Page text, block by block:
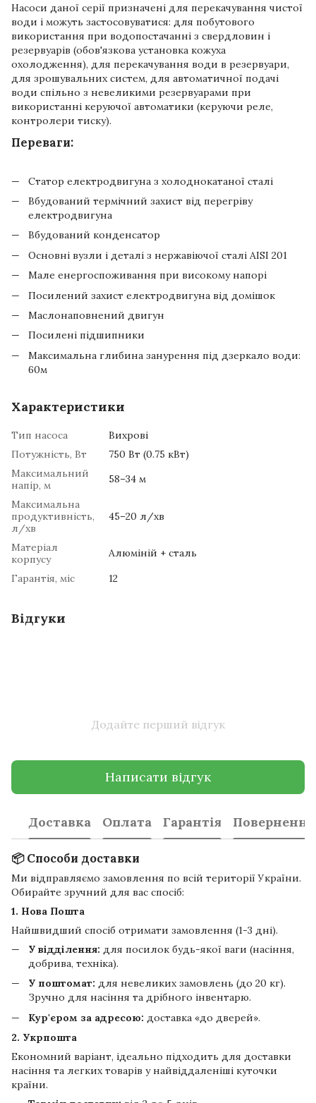
Насоси даної серії призначені для перекачування чистої
води і можуть застосовуватися: для побутового
використання при водопостачанні з свердловин і
резервуарів (обов'язкова установка кожуха
охолодження), для перекачування води в резервуари,
для зрошувальних систем, для автоматичної подачі
води спільно з невеликими резервуарами при
використанні керуючої автоматики (керуючи реле,
контролери тиску).
Переваги:
Статор електродвигуна з холоднокатаної сталі
Вбудований термічний захист від перегріву
електродвигуна
Вбудований конденсатор
Основні вузли і деталі з нержавіючої сталі AISI 201
Мале енергоспоживання при високому напорі
Посилений захист електродвигуна від домішок
Маслонаповнений двигун
Посилені підшипники
Максимальна глибина занурення під дзеркало води:
60м
Характеристики
Тип насоса
Вихрові
Потужність, Вт
750 Вт (0.75 кВт)
Максимальний
напір, м
58–34 м
Максимальна
продуктивність,
л/хв
45–20 л/хв
Матеріал
корпусу
Алюміній + сталь
Гарантія, міс
12
Відгуки
Додайте перший відгук
Написати відгук
Доставка Оплата Гарантія Повернення
📦 Способи доставки
Ми відправляємо замовлення по всій території України.
Обирайте зручний для вас спосіб:
1. Нова Пошта
Найшвидший спосіб отримати замовлення (1-3 дні).
У відділення: для посилок будь-якої ваги (насіння,
добрива, техніка).
У поштомат: для невеликих замовлень (до 20 кг).
Зручно для насіння та дрібного інвентарю.
Кур'єром за адресою: доставка «до дверей».
2. Укрпошта
Економний варіант, ідеально підходить для доставки
насіння та легких товарів у найвіддаленіші куточки
країни.